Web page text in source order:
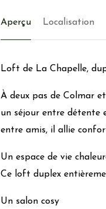
Energie
Puit de lumière
Effet de masse
Matériaux de
Chauffage :Granulés-
Isolation : Norme RT
Gestion
Aperçu Localisation
Loft de La Chapelle,
À deux pas de Colmar
un séjour entre détente
entre amis, il allie
Un espace de vie
Ce loft duplex
Un salon cosy